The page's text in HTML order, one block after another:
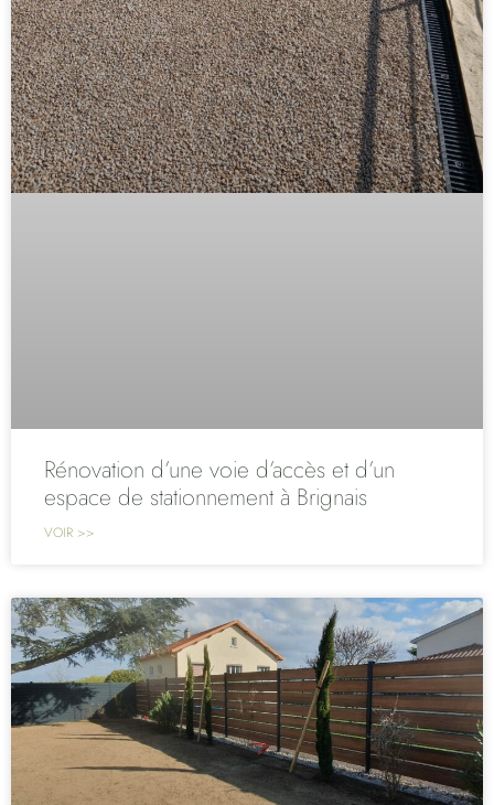
Rénovation d’une voie d’accès et d’un
espace de stationnement à Brignais
VOIR >>